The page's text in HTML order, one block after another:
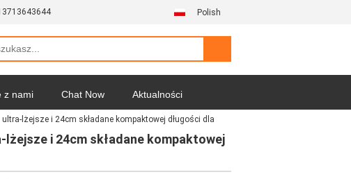
Polish
z nami Chat Now Aktualności
lżejsze i 24cm składane kompaktowej długości dla
i 24cm składane kompaktowej